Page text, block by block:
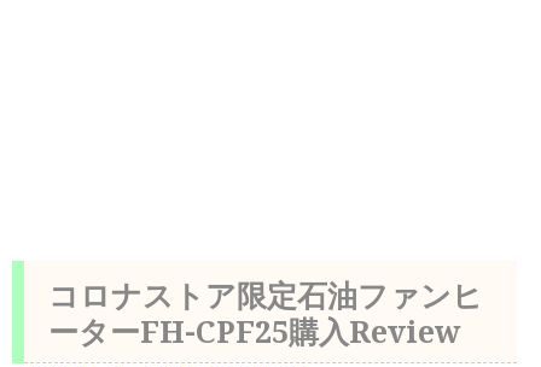
コロナストア限定石油ファンヒ
ーターFH-CPF25購入Review